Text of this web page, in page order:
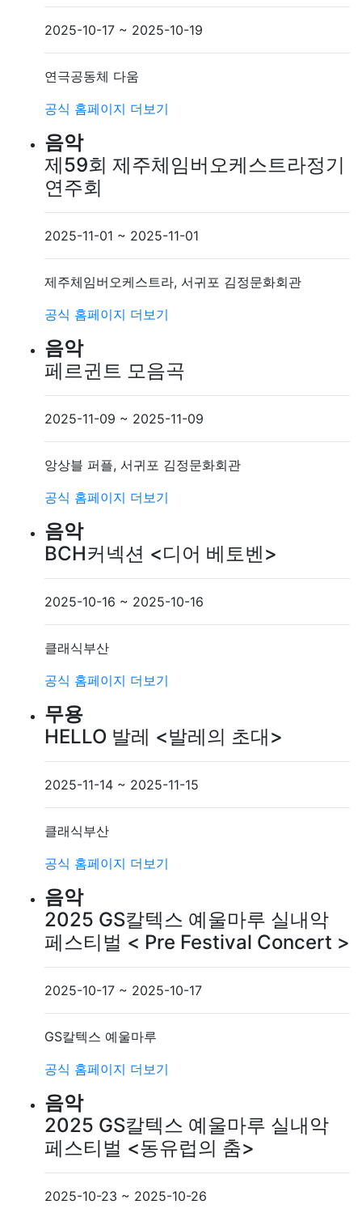
2025-10-17 ~ 2025-10-19
연극공동체 다움
공식 홈페이지 더보기
음악
제59회 제주체임버오케스트라정기
연주회
2025-11-01 ~ 2025-11-01
제주체임버오케스트라, 서귀포 김정문화회관
공식 홈페이지 더보기
음악
페르귄트 모음곡
2025-11-09 ~ 2025-11-09
앙상블 퍼플, 서귀포 김정문화회관
공식 홈페이지 더보기
음악
BCH커넥션 <디어 베토벤>
2025-10-16 ~ 2025-10-16
클래식부산
공식 홈페이지 더보기
무용
HELLO 발레 <발레의 초대>
2025-11-14 ~ 2025-11-15
클래식부산
공식 홈페이지 더보기
음악
2025 GS칼텍스 예울마루 실내악
페스티벌 < Pre Festival Concert >
2025-10-17 ~ 2025-10-17
GS칼텍스 예울마루
공식 홈페이지 더보기
음악
2025 GS칼텍스 예울마루 실내악
페스티벌 <동유럽의 춤>
2025-10-23 ~ 2025-10-26